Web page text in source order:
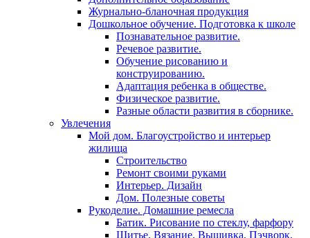
Журнально-бланочная продукция
Дошкольное обучение. Подготовка к школе
Познавательное развитие.
Речевое развитие.
Обучение рисованию и
конструированию.
Адаптация ребенка в обществе.
Физическое развитие.
Разные области развития в сборнике.
Увлечения
Мой дом. Благоустройство и интерьер
жилища
Строительство
Ремонт своими руками
Интерьер. Дизайн
Дом. Полезные советы
Рукоделие. Домашние ремесла
Батик. Рисование по стеклу, фарфору
Шитье. Вязание. Вышивка. Пэчворк.